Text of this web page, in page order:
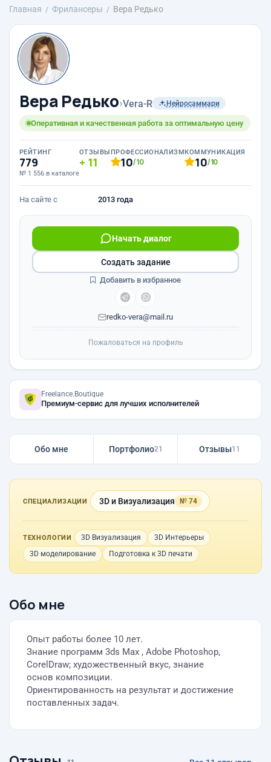
Главная Фрилансеры Вера Редько
Вера Редько›Vera-R Нейросаммари
Оперативная и качественная работа за оптимальную цену
РЕЙТИНГ
779
№ 1 556 в каталоге
ОТЗЫВЫ
11
ПРОФЕССИОНАЛИЗМ
10/10
КОММУНИКАЦИЯ
10/10
На сайте с 2013 года
Начать диалог
redko-vera@mail.ru
Создать задание
Добавить в избранное
Пожаловаться на профиль
Freelance.Boutique
Премиум-сервис для лучших исполнителей
Обо мне Портфолио21 Отзывы11
СПЕЦИАЛИЗАЦИИ 3D и Визуализация № 74
ТЕХНОЛОГИИ 3D Визуализация
3D Интерьеры
3D моделирование
Подготовка к 3D печати
Обо мне
Опыт работы более 10 лет.
Знание программ 3ds Max , Adobe Photoshop,
CorelDraw; художественный вкус, знание
основ композиции.
Ориентированность на результат и достижение
поставленных задач.